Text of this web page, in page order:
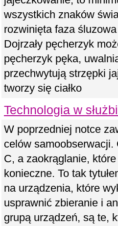
wszystkich znaków
rozwinięta faza
Dojrzały pęcherzyk
pęcherzyk pęka,
przechwytują strzępki
tworzy się ciałko
Technologia w
W poprzedniej notce
celów samoobserwacji.
C, a zaokrąglanie,
konieczne. To tak
na urządzenia, które
usprawnić zbieranie i
grupą urządzeń, są te,